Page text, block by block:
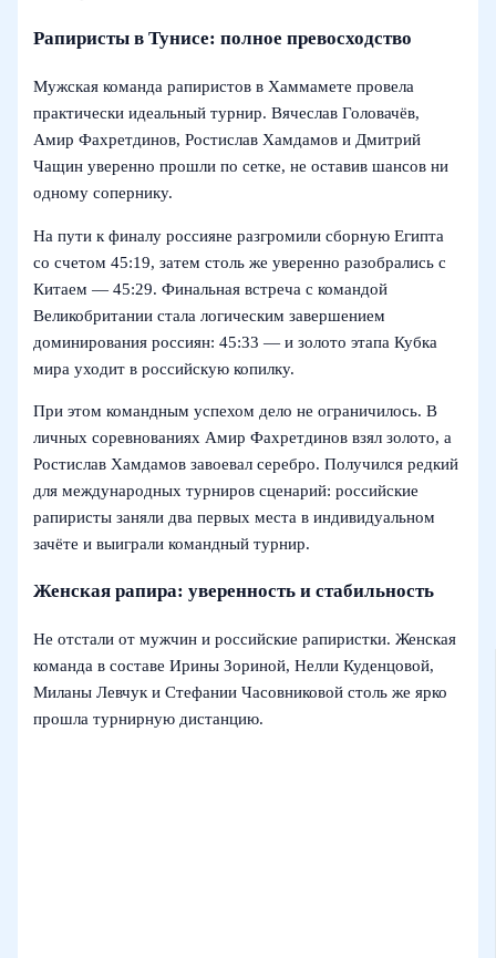
Рапиристы в Тунисе: полное превосходство
Мужская команда рапиристов в Хаммамете провела
практически идеальный турнир. Вячеслав Головачёв,
Амир Фахретдинов, Ростислав Хамдамов и Дмитрий
Чащин уверенно прошли по сетке, не оставив шансов ни
одному сопернику.
На пути к финалу россияне разгромили сборную Египта
со счетом 45:19, затем столь же уверенно разобрались с
Китаем — 45:29. Финальная встреча с командой
Великобритании стала логическим завершением
доминирования россиян: 45:33 — и золото этапа Кубка
мира уходит в российскую копилку.
При этом командным успехом дело не ограничилось. В
личных соревнованиях Амир Фахретдинов взял золото, а
Ростислав Хамдамов завоевал серебро. Получился редкий
для международных турниров сценарий: российские
рапиристы заняли два первых места в индивидуальном
зачёте и выиграли командный турнир.
Женская рапира: уверенность и стабильность
Не отстали от мужчин и российские рапиристки. Женская
команда в составе Ирины Зориной, Нелли Куденцовой,
Миланы Левчук и Стефании Часовниковой столь же ярко
прошла турнирную дистанцию.